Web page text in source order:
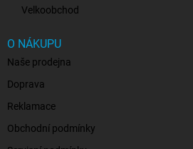
Velkoobchod
O NÁKUPU
Naše prodejna
Doprava
Reklamace
Obchodní podmínky